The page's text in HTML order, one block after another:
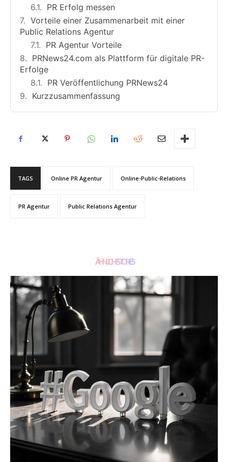
PR Erfolg messen
Vorteile einer Zusammenarbeit mit einer
Public Relations Agentur
PR Agentur Vorteile
PRNews24.com als Plattform für digitale PR-
Erfolge
PR Veröffentlichung PRNews24
Kurzzusammenfassung
TAGS Online PR Agentur Online-Public-Relations
PR Agentur Public Relations Agentur
ÄHNLICHE STORIES